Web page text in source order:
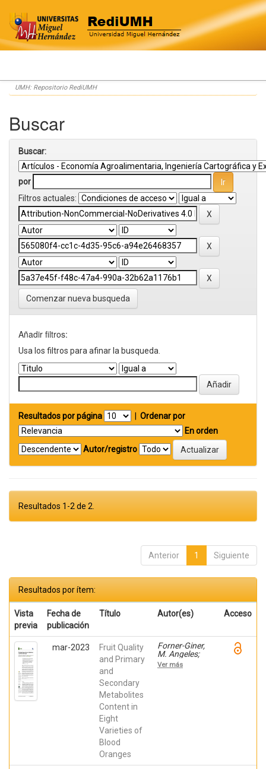
Skip
navigation
UMH: Repositorio RediUMH
Buscar
Buscar:
por
Filtros actuales:
Comenzar nueva busqueda
Añadir filtros:
Usa los filtros para afinar la busqueda.
Resultados por página
Ordenar por
En orden
Autor/registro
Resultados 1-2 de 2.
Anterior 1 Siguiente
Resultados por ítem:
Vista
previa
Fecha de
publicación
Título Autor(es) Acceso
mar-2023
Fruit Quality
and Primary
and
Secondary
Metabolites
Content in
Eight
Varieties of
Blood
Oranges
Forner-Giner,
M. Angeles;
BALLESTA DE
LOS SANTOS,
Ver más